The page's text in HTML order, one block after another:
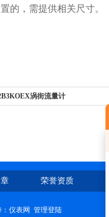
的，需提供相关尺寸。
涡街流量计
荣誉资质
仪表网 管理登陆